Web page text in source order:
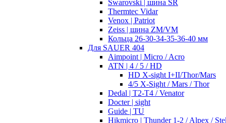
Swarovski | шина SR
Thermtec Vidar
Venox | Patriot
Zeiss | шина ZM/VM
Кольца 26-30-34-35-36-40 мм
Для SAUER 404
Aimpoint | Micro / Acro
ATN | 4 / 5 / HD
HD X-sight I+II/Thor/Mars
4/5 X-Sight / Mars / Thor
Dedal | T2-T4 / Venator
Docter | sight
Guide | TU
Hikmicro | Thunder 1-2 / Alpex /